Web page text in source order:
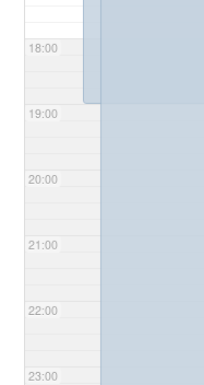
18:00
19:00
20:00
21:00
22:00
23:00